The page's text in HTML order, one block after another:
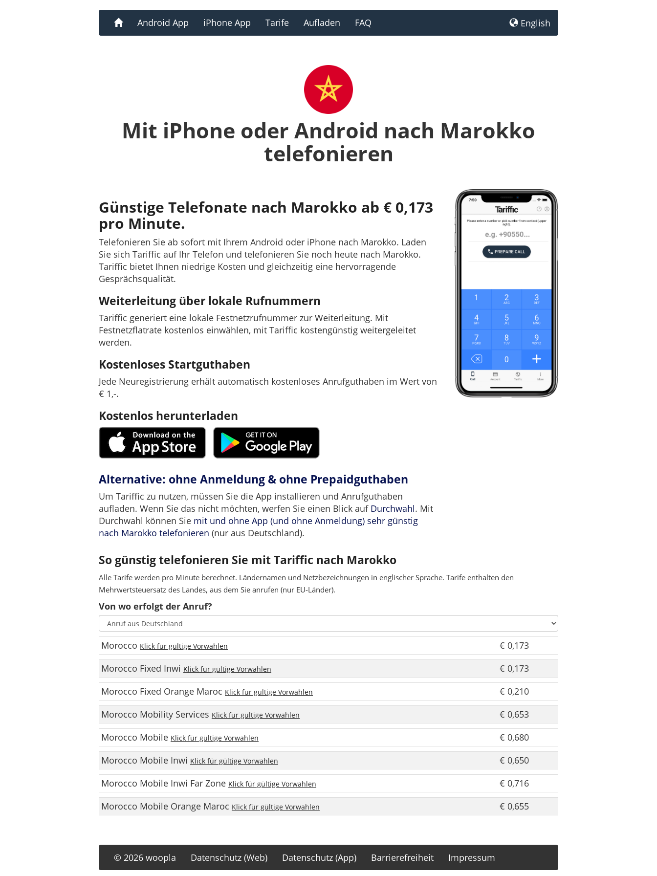
HomeAndroid App iPhone App Tarife Aufladen FAQ English
Mit iPhone oder Android nach Marokko
telefonieren
Günstige Telefonate nach Marokko ab € 0,173
pro Minute.
Telefonieren Sie ab sofort mit Ihrem Android oder iPhone nach Marokko. Laden
Sie sich Tariffic auf Ihr Telefon und telefonieren Sie noch heute nach Marokko.
Tariffic bietet Ihnen niedrige Kosten und gleichzeitig eine hervorragende
Gesprächsqualität.
Weiterleitung über lokale Rufnummern
Tariffic generiert eine lokale Festnetzrufnummer zur Weiterleitung. Mit
Festnetzflatrate kostenlos einwählen, mit Tariffic kostengünstig weitergeleitet
werden.
Kostenloses Startguthaben
Jede Neuregistrierung erhält automatisch kostenloses Anrufguthaben im Wert von
€ 1,-.
Kostenlos herunterladen
Alternative: ohne Anmeldung & ohne Prepaidguthaben
Um Tariffic zu nutzen, müssen Sie die App installieren und Anrufguthaben
aufladen. Wenn Sie das nicht möchten, werfen Sie einen Blick auf Durchwahl. Mit
Durchwahl können Sie mit und ohne App (und ohne Anmeldung) sehr günstig
nach Marokko telefonieren (nur aus Deutschland).
So günstig telefonieren Sie mit Tariffic nach Marokko
Alle Tarife werden pro Minute berechnet. Ländernamen und Netzbezeichnungen in englischer Sprache. Tarife enthalten den
Mehrwertsteuersatz des Landes, aus dem Sie anrufen (nur EU-Länder).
Von wo erfolgt der Anruf?
Morocco Klick für gültige Vorwahlen
€ 0,173
Morocco Fixed Inwi Klick für gültige Vorwahlen
€ 0,173
Morocco Fixed Orange Maroc Klick für gültige Vorwahlen
€ 0,210
Morocco Mobility Services Klick für gültige Vorwahlen
€ 0,653
Morocco Mobile Klick für gültige Vorwahlen
€ 0,680
Morocco Mobile Inwi Klick für gültige Vorwahlen
€ 0,650
Morocco Mobile Inwi Far Zone Klick für gültige Vorwahlen
€ 0,716
Morocco Mobile Orange Maroc Klick für gültige Vorwahlen € 0,655
© 2026 woopla Datenschutz (Web) Datenschutz (App) Barrierefreiheit Impressum